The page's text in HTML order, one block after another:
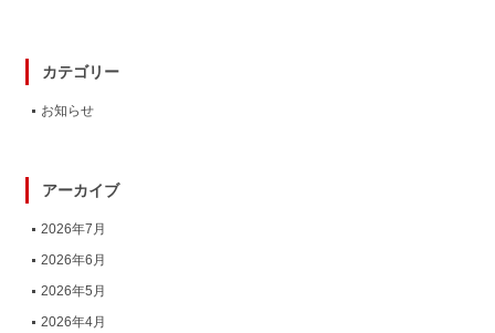
カテゴリー
お知らせ
アーカイブ
2026年7月
2026年6月
2026年5月
2026年4月